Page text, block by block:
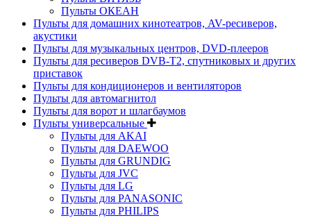
Пульты ОКЕАН
Пульты для домашних кинотеатров, AV-ресиверов,
акустики
Пульты для музыкальных центров, DVD-плееров
Пульты для ресиверов DVB-T2, спутниковых и других
приставок
Пульты для кондиционеров и вентиляторов
Пульты для автомагнитол
Пульты для ворот и шлагбаумов
Пульты универсальные
Пульты для AKAI
Пульты для DAEWOO
Пульты для GRUNDIG
Пульты для JVC
Пульты для LG
Пульты для PANASONIC
Пульты для PHILIPS